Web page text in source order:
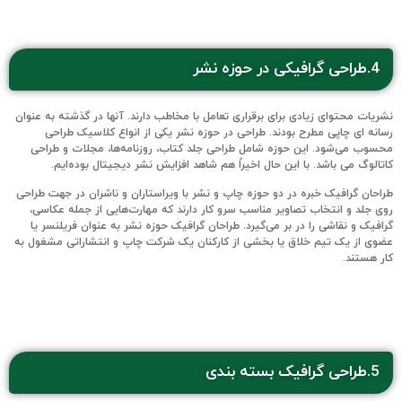
4.طراحی گرافیکی در حوزه نشر
نشریات محتوای زیادی برای برقراری تعامل با مخاطب دارند. آنها در گذشته به عنوان
رسانه ای چاپی مطرح بودند. طراحی در حوزه نشر یکی از انواع کلاسیک طراحی
محسوب می‌شود. این حوزه شامل طراحی جلد کتاب‌، روزنامه‌ها، مجلات و طراحی
کاتالوگ‌ می باشد. با این حال اخیراً هم شاهد افزایش نشر دیجیتال بوده‌ایم.
طراحان گرافیک خبره در دو حوزه چاپ و نشر با ویراستاران و ناشران در جهت طراحی
روی جلد و انتخاب تصاویر مناسب سرو کار دارند که مهارت‌هایی از جمله عکاسی،
گرافیک و نقاشی را در بر می‌گیرد. طراحان گرافیک حوزه نشر به عنوان فریلنسر یا
عضوی از یک تیم خلاق یا بخشی از کارکنان یک شرکت چاپ و انتشاراتی مشغول به
کار هستند.
5.طراحی گرافیک بسته بندی